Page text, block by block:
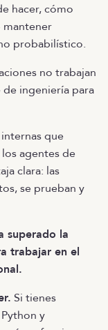
hacer, cómo
mantener
probabilístico.
no trabajan
ingeniería para
que
agentes de
clara: las
se prueban y
superado la
trabajar en el
Si tienes
y